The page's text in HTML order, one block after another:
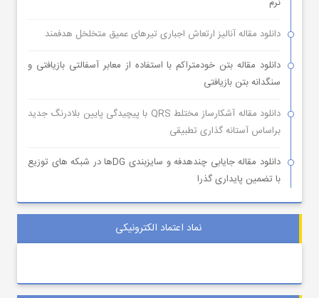
دانلود مقاله آنالیز ارتعاش اجباری تیرهای عمیق متخلخل هدفمند
دانلود مقاله بتن خودمتراکم با استفاده از معابر آسفالتی بازیافتی و
سنگدانه بتن بازیافتی
دانلود مقاله آشکارساز مختلط QRS با پیچیدگی پایین بلادرنگ جدید
براساس آستانه گذاری تطبیقی
دانلود مقاله جایابی چندهدفه و سایزبندی DGها در شبکه های توزیع
با تضمین پایداری گذرا
نماد اعتماد الکترونیکی